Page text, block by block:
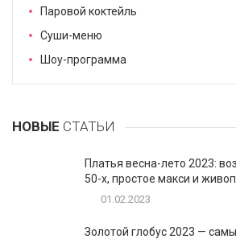
Паровой коктейль
Суши-меню
Шоу-программа
НОВЫЕ СТАТЬИ
Платья весна-лето 2023:
50-х, простое макси и
01.02.2023
Золотой глобус 2023 —